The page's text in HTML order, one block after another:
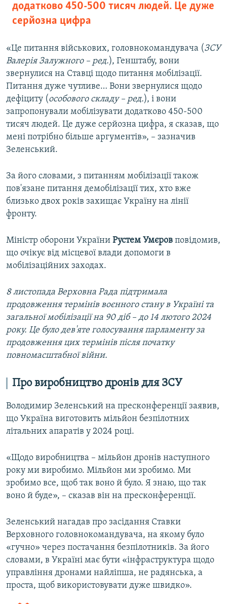
додатково 450-500 тисяч людей. Це дуже
серйозна цифра
«Це питання військових, головнокомандувача (ЗСУ
Валерія Залужного – ред.), Генштабу, вони
звернулися на Ставці щодо питання мобілізації.
Питання дуже чутливе… Вони звернулися щодо
дефіциту (особового складу – ред.), і вони
запропонували мобілізувати додатково 450-500
тисяч людей. Це дуже серйозна цифра, я сказав, що
мені потрібно більше аргументів», – зазначив
Зеленський.
За його словами, з питанням мобілізації також
пов'язане питання демобілізації тих, хто вже
близько двох років захищає Україну на лінії
фронту.
Міністр оборони України Рустем Умєров повідомив,
що очікує від місцевої влади допомоги в
мобілізаційних заходах.
8 листопада Верховна Рада підтримала
продовження термінів воєнного стану в Україні та
загальної мобілізації на 90 діб – до 14 лютого 2024
року. Це було дев'яте голосування парламенту за
продовження цих термінів після початку
повномасштабної війни.
Про виробництво дронів для ЗСУ
Володимир Зеленський на пресконференції заявив,
що Україна виготовить мільйон безпілотних
літальних апаратів у 2024 році.
«Щодо виробництва – мільйон дронів наступного
року ми виробимо. Мільйон ми зробимо. Ми
зробимо все, щоб так воно й було. Я знаю, що так
воно й буде», – сказав він на пресконференції.
Зеленський нагадав про засідання Ставки
Верховного головнокомандувача, на якому було
«гучно» через постачання безпілотників. За його
словами, в Україні має бути «інфраструктура щодо
управління дронами найліпша, не радянська, а
проста, щоб використовувати дуже швидко».